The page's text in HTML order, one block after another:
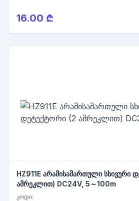
16.00 ₾
HZ911E არამისამართული სხივური
ამრეკლით) DC24V, 5～100m
კოდი: